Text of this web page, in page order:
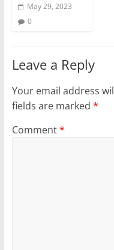
May 29, 2023
0
Leave a Reply
Your email address
fields are marked *
Comment*